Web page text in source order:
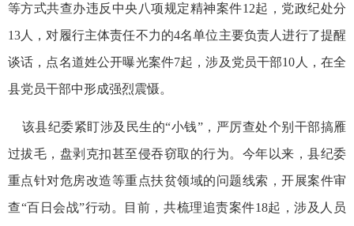
等方式共查办违反中央八项规定精神案件12起，党政纪处分
13人，对履行主体责任不力的4名单位主要负责人进行了提醒
谈话，点名道姓公开曝光案件7起，涉及党员干部10人，在全
县党员干部中形成强烈震慑。
该县纪委紧盯涉及民生的“小钱”，严厉查处个别干部搞雁
过拔毛，盘剥克扣甚至侵吞窃取的行为。今年以来，县纪委
重点针对危房改造等重点扶贫领域的问题线索，开展案件审
查“百日会战”行动。目前，共梳理追责案件18起，涉及人员